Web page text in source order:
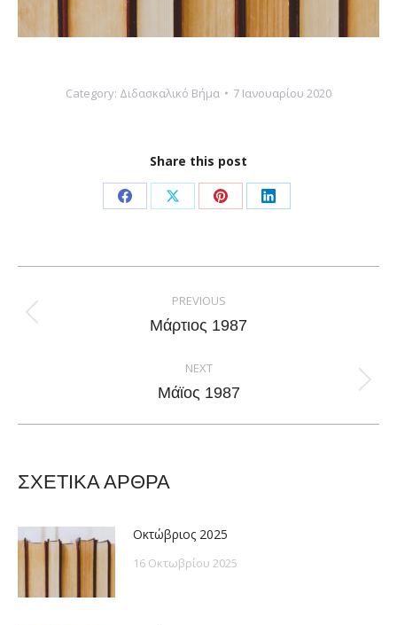
Category: Διδασκαλικό Βήμα 7 Ιανουαρίου 2020
Share this post
Share
Facebook
Share
X
Share
Pinterest
Share
LinkedIn
navigation
PREVIOUS
Previous
Μάρτιος 1987
NEXT
Next
Μάϊος 1987
ΣΧΕΤΙΚΑ ΑΡΘΡΑ
Οκτώβριος 2025
16 Οκτωβρίου 2025